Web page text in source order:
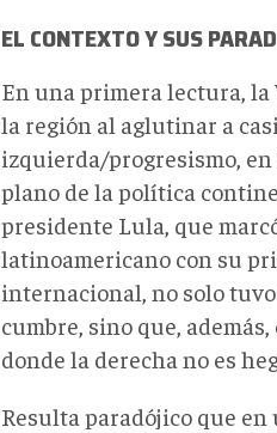
EL CONTEXTO Y SUS
En una primera lectura, la
la región al aglutinar a
izquierda/progresismo, en
plano de la política
presidente Lula, que
latinoamericano con su
internacional, no solo
cumbre, sino que,
donde la derecha no es
Resulta paradójico que